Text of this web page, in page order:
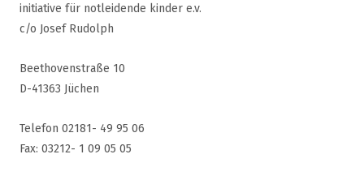
initiative für notleidende kinder e.v.
c/o Josef Rudolph
Beethovenstraße 10
D-41363 Jüchen
Telefon 02181- 49 95 06
Fax: 03212- 1 09 05 05